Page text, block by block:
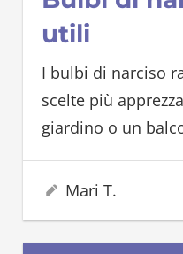
utili
I bulbi di narciso
scelte più
giardino o un
10 Aprile 2026
Mari T.